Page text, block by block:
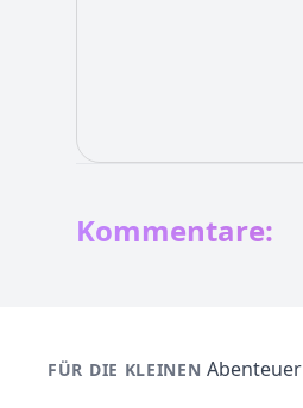
Kommentare:
FÜR DIE KLEINEN Abenteuer